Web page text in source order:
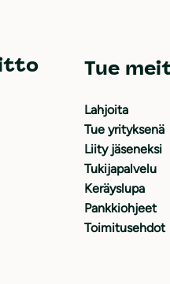
Tue
Lahjoita
Tue yrityksenä
Liity jäseneksi
Tukijapalvelu
Keräyslupa
Pankkiohjeet
Toimitusehdot